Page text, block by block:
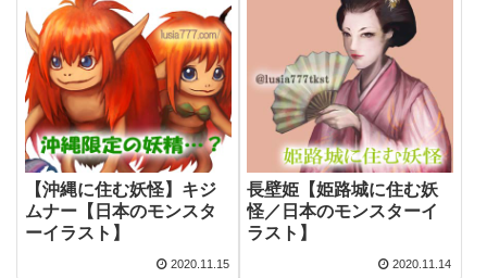
【沖縄に住む妖怪】キジ
ムナー【日本のモンスタ
ーイラスト】
2020.11.15
長壁姫【姫路城に住む妖
怪／日本のモンスターイ
ラスト】
2020.11.14